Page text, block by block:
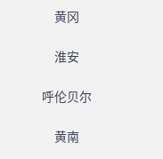
黄冈
淮安
呼伦贝尔
黄南